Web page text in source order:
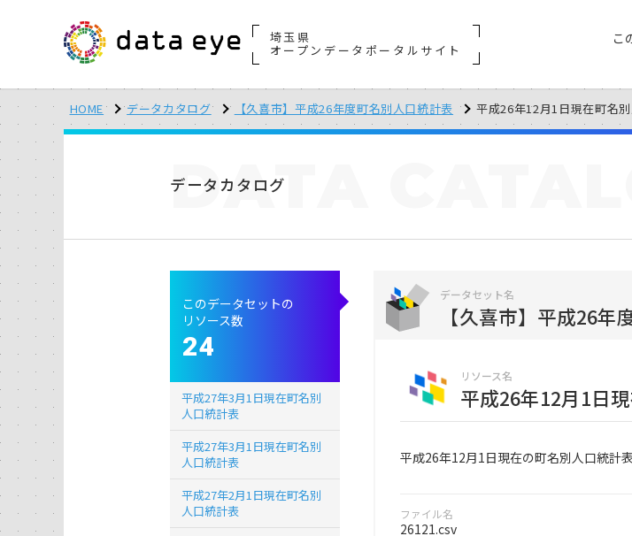
埼玉県
オープンデータポータルサイト
こ
HOME データカタログ 【久喜市】平成26年度町名別人口統計表 平成26年12月1日現在町名
データカタログ
DATA
データセット名
【久喜市】平成26年
リソース名
平成26年12月1日
平成26年12月1日現在の町名別人口統計
ファイル名
26121.csv
このデータセットの
リソース数
24
平成27年3月1日現在町名別
人口統計表
平成27年3月1日現在町名別
人口統計表
平成27年2月1日現在町名別
人口統計表